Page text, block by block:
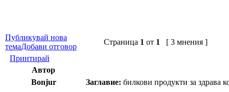
Публикувай нова
темаДобави отговор
Страница 1 от 1
[ 3 мнения ]
Принтирай
Автор
Bonjur
Заглавие: билкови продукти за здрава